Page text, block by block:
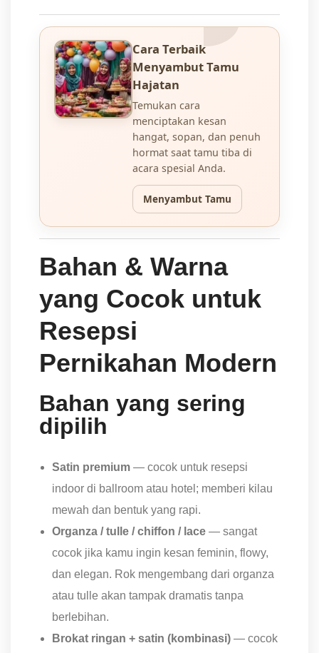
Cara Terbaik
Menyambut Tamu
Hajatan
Temukan cara
menciptakan kesan
hangat, sopan, dan penuh
hormat saat tamu tiba di
acara spesial Anda.
Menyambut Tamu
Bahan & Warna
yang Cocok untuk
Resepsi
Pernikahan Modern
Bahan yang sering
dipilih
Satin premium — cocok untuk resepsi
indoor di ballroom atau hotel; memberi kilau
mewah dan bentuk yang rapi.
Organza / tulle / chiffon / lace — sangat
cocok jika kamu ingin kesan feminin, flowy,
dan elegan. Rok mengembang dari organza
atau tulle akan tampak dramatis tanpa
berlebihan.
Brokat ringan + satin (kombinasi) — cocok